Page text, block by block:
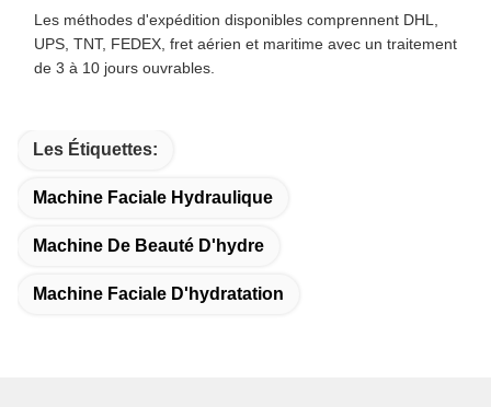
Les méthodes d'expédition disponibles comprennent DHL,
UPS, TNT, FEDEX, fret aérien et maritime avec un traitement
de 3 à 10 jours ouvrables.
Les Étiquettes:
Machine Faciale Hydraulique
Machine De Beauté D'hydre
Machine Faciale D'hydratation